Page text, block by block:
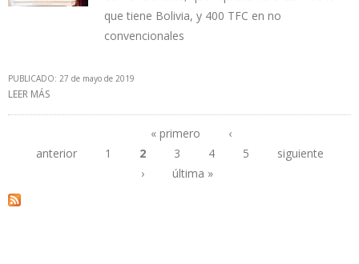
que tiene Bolivia, y 400 TFC en no
convencionales
PUBLICADO: 27 de mayo de 2019
LEER MÁS
Páginas
« primero
‹
anterior
1 2 3 4 5
siguiente
›
última »